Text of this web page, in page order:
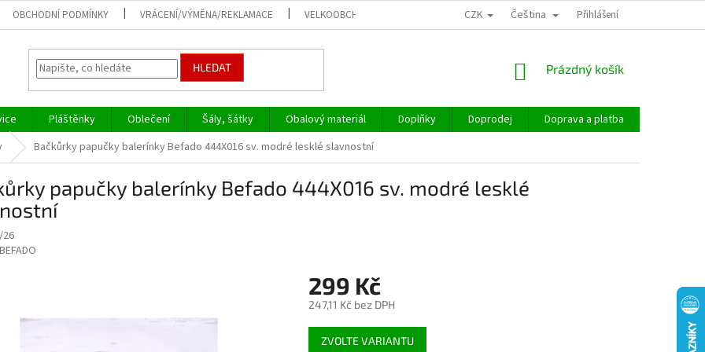
OBCHODNÍ PODMÍNKY VRÁCENÍ/VÝMĚNA/REKLAMACE VELKOOBCHOD CZK Čeština Přihlášení
HLEDAT
NÁKUPNÍ
Prázdný košík
Pláštěnky Oblečení Šály, šátky Obalový materiál Doplňky Doprodej Doprava a platba
Bačkůrky papučky balerínky Befado 444X016 sv. modré lesklé slavnostní
papučky balerínky Befado 444X016 sv. modré lesklé
26
BEFADO
299 Kč
247,11 Kč bez DPH
Měrná
cena:
ZVOLTE VARIANTU